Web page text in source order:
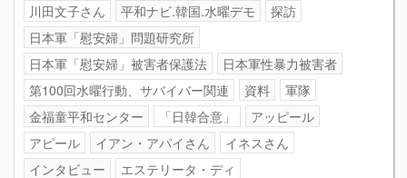
川田文子さん
平和ナビ.韓国.水曜デモ
探訪
日本軍「慰安婦」問題研究所
日本軍「慰安婦」被害者保護法
日本軍性暴力被害者
第100回水曜行動、サバイバー関連
資料
軍隊
金福童平和センター
「日韓合意」
アッピール
アピール
イアン・アパイさん
イネスさん
インタビュー
エステリータ・ディ